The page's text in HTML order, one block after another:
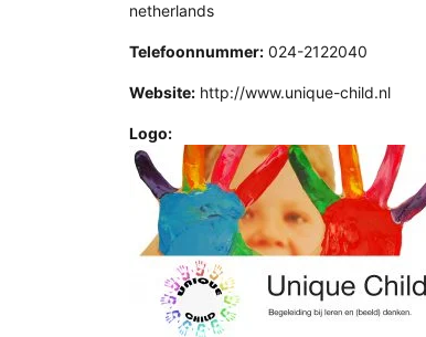
netherlands
Telefoonnummer: 024-2122040
Website: http://www.unique-child.nl
Logo: